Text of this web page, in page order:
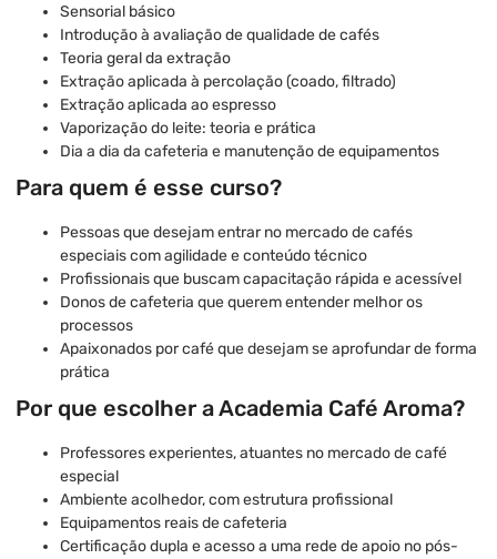
Sensorial básico
Introdução à avaliação de qualidade de cafés
Teoria geral da extração
Extração aplicada à percolação (coado, filtrado)
Extração aplicada ao espresso
Vaporização do leite: teoria e prática
Dia a dia da cafeteria e manutenção de equipamentos
Para quem é esse curso?
Pessoas que desejam entrar no mercado de cafés
especiais com agilidade e conteúdo técnico
Profissionais que buscam capacitação rápida e acessível
Donos de cafeteria que querem entender melhor os
processos
Apaixonados por café que desejam se aprofundar de forma
prática
Por que escolher a Academia Café Aroma?
Professores experientes, atuantes no mercado de café
especial
Ambiente acolhedor, com estrutura profissional
Equipamentos reais de cafeteria
Certificação dupla e acesso a uma rede de apoio no pós-